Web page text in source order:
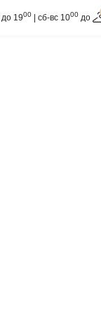
до 1900 | cб-вс 1000 до